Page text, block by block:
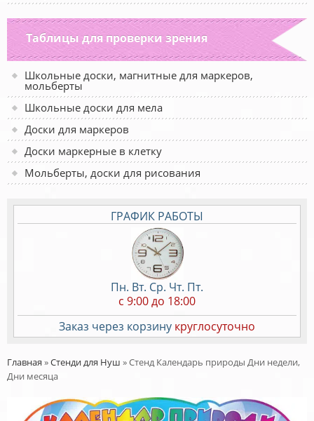
Таблицы для проверки зрения
Школьные доски, магнитные для маркеров,
мольберты
Школьные доски для мела
Доски для маркеров
Доски маркерные в клетку
Мольберты, доски для рисования
ГРАФИК РАБОТЫ
Пн. Вт. Ср. Чт. Пт.
c 9:00 до 18:00
Заказ через корзину круглосуточно
Главная »Стенди для Нуш »Стенд Календарь природы Дни недели,
Дни месяца